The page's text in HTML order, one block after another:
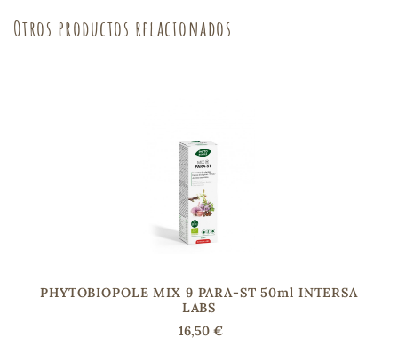
Otros productos relacionados
PHYTOBIOPOLE MIX 9 PARA-ST 50ml INTERSA
LABS
16,50 €